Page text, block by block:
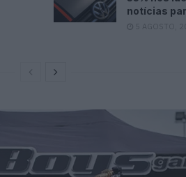
notícias
5 AGOSTO,